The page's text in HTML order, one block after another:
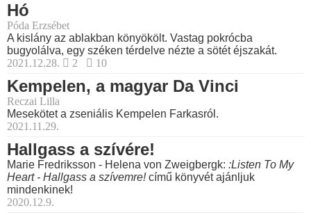
Hó
Póda Erzsébet
A kislány az ablakban könyökölt. Vastag pokrócba
bugyolálva, egy széken térdelve nézte a sötét éjszakát.
2021.12.28.
2 10
Kempelen, a magyar Da Vinci
Reczai Lilla
Mesekötet a zseniális Kempelen Farkasról.
2021.11.29.
Hallgass a szívére!
Marie Fredriksson - Helena von Zweigbergk: :Listen To My
Heart - Hallgass a szívemre!című könyvét ajánljuk
mindenkinek!
2020.12.9.